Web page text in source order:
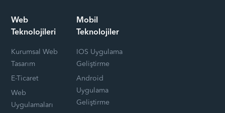
Web
Teknolojileri
Kurumsal Web
Tasarım
E-Ticaret
Web
Uygulamaları
Mobil
Teknolojiler
IOS Uygulama
Geliştirme
Android
Uygulama
Geliştirme